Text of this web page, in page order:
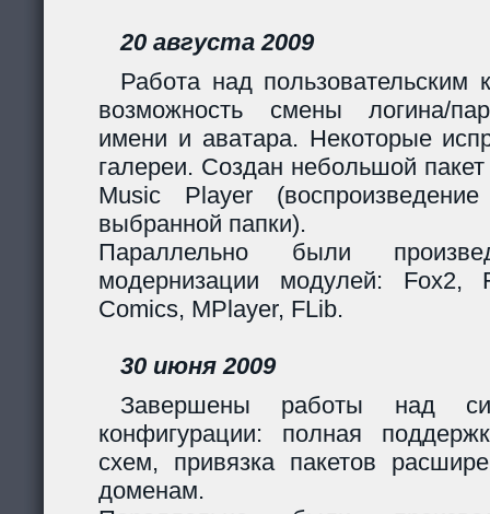
20 августа 2009
Работа над пользовательским
возможность смены логина/
имени и аватара. Некоторые
галереи. Создан небольшой
Music Player
выбранной папки).
Параллельно были
модернизации модулей: Fox2,
Comics, MPlayer, FLib.
30 июня 2009
Завершены работы над
конфигурации: полная
схем, привязка пакетов
доменам.